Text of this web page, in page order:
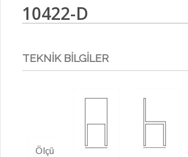
10422-D
TEKNİK BİLGİLER
Ölçü